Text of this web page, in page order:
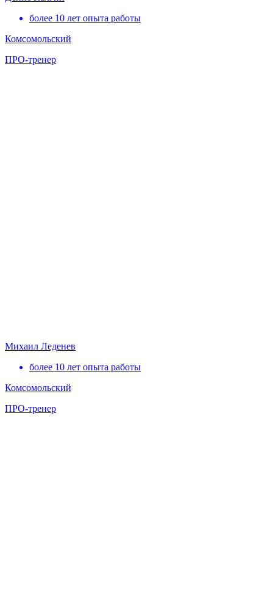
более 10 лет опыта работы
Комсомольский
ПРО-тренер
Михаил Леденев
более 10 лет опыта работы
Комсомольский
ПРО-тренер